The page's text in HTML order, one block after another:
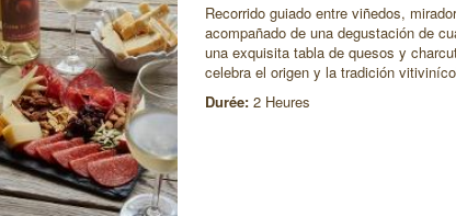
Recorrido guiado entre viñedos,
acompañado de una degustación de
una exquisita tabla de quesos y
celebra el origen y la tradición
Durée: 2 Heures